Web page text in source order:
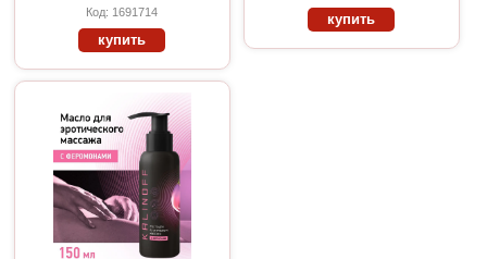
Код: 1691714
купить
купить